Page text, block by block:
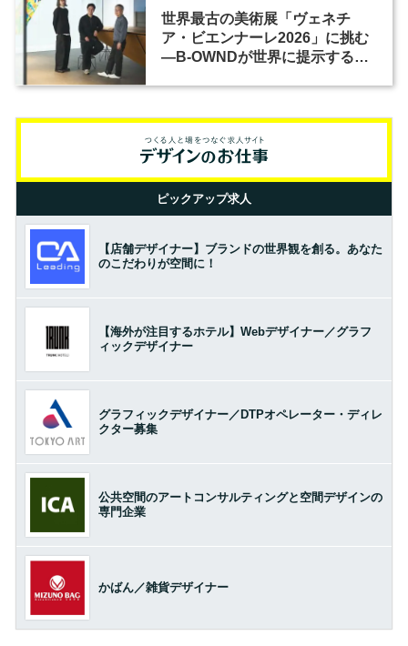
世界最古の美術展「ヴェネチ
ア・ビエンナーレ2026」に挑む
―B-OWNDが世界に提示する美
ピックアップ求人
【店舗デザイナー】ブランドの世界観を創る。あなた
のこだわりが空間に！
【海外が注目するホテル】Webデザイナー／グラフ
ィックデザイナー
グラフィックデザイナー／DTPオペレーター・ディレ
クター募集
公共空間のアートコンサルティングと空間デザインの
専門企業
かばん／雑貨デザイナー